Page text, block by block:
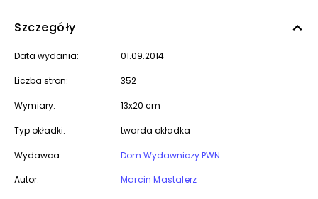
Szczegóły
Data wydania: 01.09.2014
Liczba stron: 352
Wymiary: 13x20 cm
Typ okładki: twarda okładka
Wydawca:
Dom Wydawniczy PWN
Autor:
Marcin Mastalerz